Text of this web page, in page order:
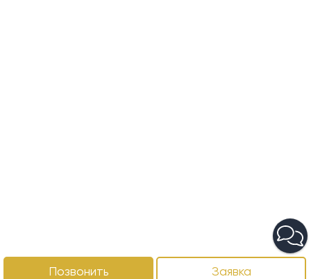
Позвонить Заявка